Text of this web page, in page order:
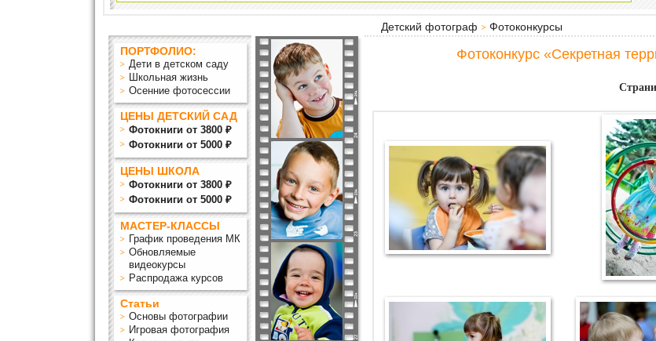
Детский фотограф
Фотоконкурсы
ПОРТФОЛИО:
Дети в детском саду
Школьная жизнь
Осенние фотосессии
ЦЕНЫ ДЕТСКИЙ САД
Фотокниги от 3800 ₽
Фотокниги от 5000 ₽
ЦЕНЫ ШКОЛА
Фотокниги от 3800 ₽
Фотокниги от 5000 ₽
МАСТЕР-КЛАССЫ
График проведения МК
Обновляемые
видеокурсы
Распродажа курсов
Статьи
Основы фотографии
Игровая фотография
Фотоконкурс «Секретная